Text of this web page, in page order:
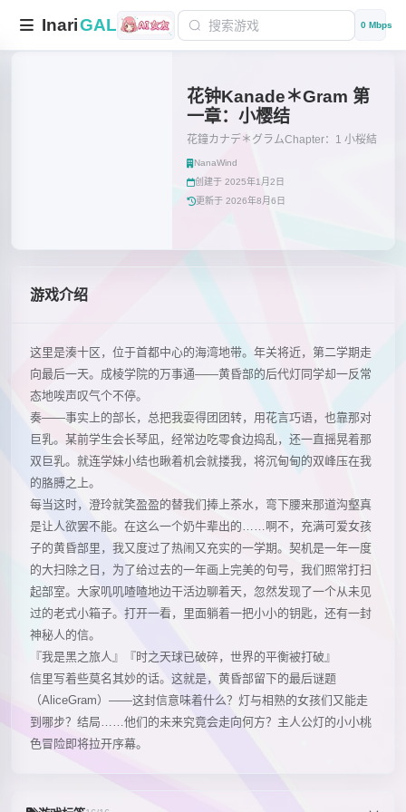
InariGAL 0 Mbps
花钟Kanade＊Gram 第
一章：小樱结
花鐘カナデ＊グラムChapter：1 小桜結
NanaWind
创建于 2025年1月2日
更新于 2026年8月6日
游戏介绍
这里是湊十区，位于首都中心的海湾地带。年关将近，第二学期走
向最后一天。成棱学院的万事通——黄昏部的后代灯同学却一反常
态地唉声叹气个不停。
奏——事实上的部长，总把我耍得团团转，用花言巧语，也靠那对
巨乳。某前学生会长琴凪，经常边吃零食边捣乱，还一直摇晃着那
双巨乳。就连学妹小结也瞅着机会就搂我，将沉甸甸的双峰压在我
的胳膊之上。
每当这时，澄玲就笑盈盈的替我们捧上茶水，弯下腰来那道沟壑真
是让人欲罢不能。在这么一个奶牛辈出的……啊不，充满可爱女孩
子的黄昏部里，我又度过了热闹又充实的一学期。契机是一年一度
的大扫除之日，为了给过去的一年画上完美的句号，我们照常打扫
起部室。大家叽叽喳喳地边干活边聊着天，忽然发现了一个从未见
过的老式小箱子。打开一看，里面躺着一把小小的钥匙，还有一封
神秘人的信。
『我是黑之旅人』『时之天球已破碎，世界的平衡被打破』
信里写着些莫名其妙的话。这就是，黄昏部留下的最后谜题
（AliceGram）——这封信意味着什么？灯与相熟的女孩们又能走
到哪步？结局……他们的未来究竟会走向何方？主人公灯的小小桃
色冒险即将拉开序幕。